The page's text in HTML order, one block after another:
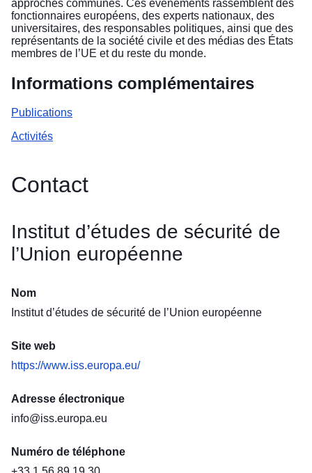
approches communes. Ces événements rassemblent des
fonctionnaires européens, des experts nationaux, des
universitaires, des responsables politiques, ainsi que des
représentants de la société civile et des médias des États
membres de l’UE et du reste du monde.
Informations complémentaires
Publications
Activités
Contact
Institut d’études de sécurité de
l’Union européenne
Nom
Institut d’études de sécurité de l’Union européenne
Site web
https://www.iss.europa.eu/
Adresse électronique
info@iss.europa.eu
Numéro de téléphone